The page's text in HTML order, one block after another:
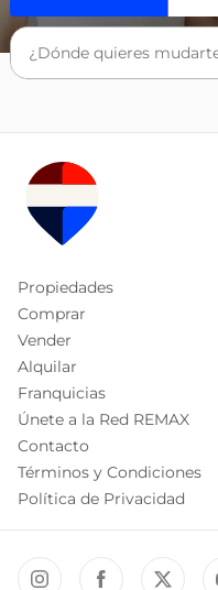
Propiedades
Comprar
Vender
Alquilar
Franquicias
Únete a la Red REMAX
Contacto
Términos y Condiciones
Política de Privacidad